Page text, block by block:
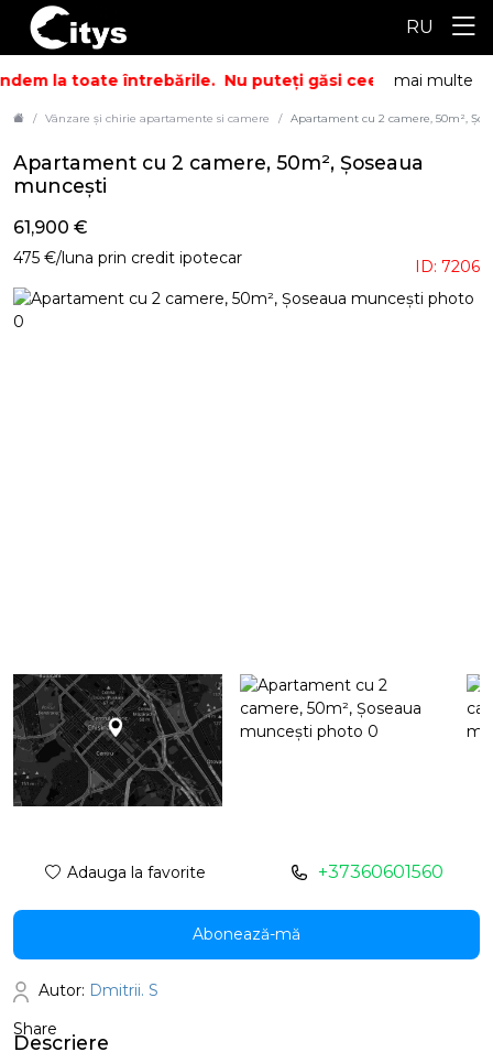
RU
la toate întrebările. Nu puteți găsi ceea ce căutați?
mai multe
Vânzare și chirie apartamente si camere Apartament cu 2 camere, 50m²,
Descriere
Apartament cu 2 camere, 50m², Şoseaua
muncești
ID: 7206
61,900 €
475 €/luna prin credit ipotecar
Adauga la favorite +37360601560
Abonează-mă
Autor: Dmitrii. S
Share